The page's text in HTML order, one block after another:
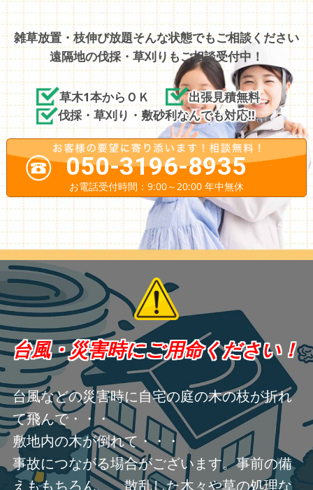
雑草放置・枝伸び放題そんな状態でもご相談ください
遠隔地の伐採・草刈りもご相談受付中！
草木1本からＯＫ
出張見積無料
伐採・草刈り・敷砂利なんでも対応!!
050-3196-8935
お電話受付時間：9:00～20:00 年中無休
台風・災害時にご用命ください！
台風などの災害時に自宅の庭の木の枝が折れ
て飛んで・・・
敷地内の木が倒れて・・・
事故につながる場合がございます。事前の備
えももちろん、 散乱した木々や草の処理な